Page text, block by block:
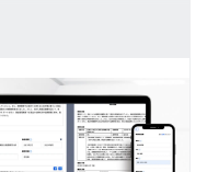
けよう！業界別・職種別